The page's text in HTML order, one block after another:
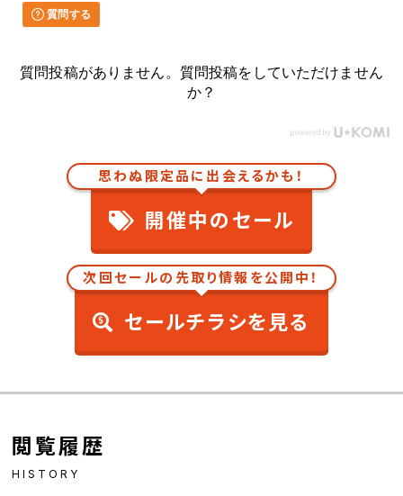
質問する
質問投稿がありません。質問投稿をしていただけません
か？
思わぬ限定品に出会えるかも！
開催中のセール
次回セールの先取り情報を公開中！
セールチラシを見る
閲覧履歴
HISTORY